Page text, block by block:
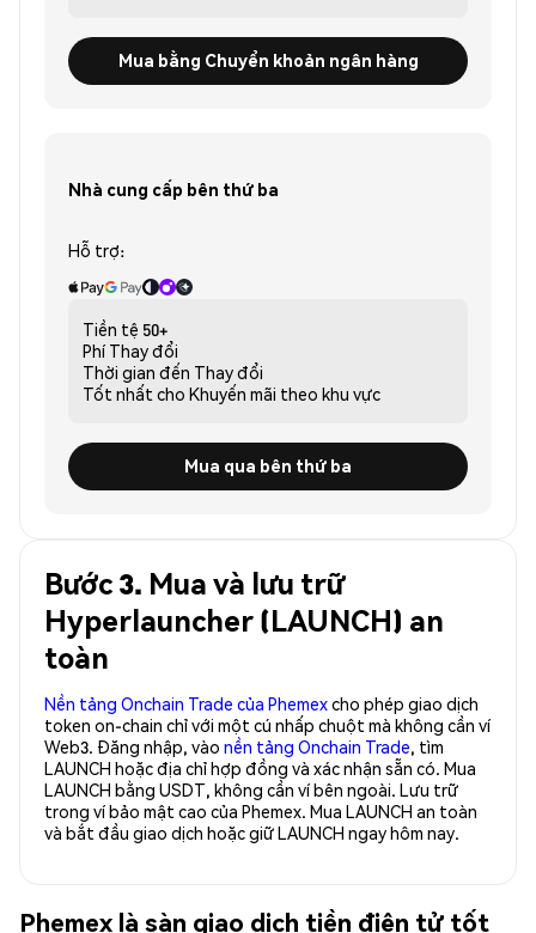
Mua bằng Chuyển khoản ngân hàng
Nhà cung cấp bên thứ ba
Hỗ trợ:
Tiền tệ 50+
Phí Thay đổi
Thời gian đến Thay đổi
Tốt nhất cho Khuyến mãi theo khu vực
Mua qua bên thứ ba
Bước 3. Mua và lưu trữ
Hyperlauncher (LAUNCH) an
toàn
Nền tảng Onchain Trade của Phemexcho phép giao dịch
token on-chain chỉ với một cú nhấp chuột mà không cần ví
Web3. Đăng nhập, vào nền tảng Onchain Trade, tìm
LAUNCH hoặc địa chỉ hợp đồng và xác nhận sẵn có. Mua
LAUNCH bằng USDT, không cần ví bên ngoài. Lưu trữ
trong ví bảo mật cao của Phemex. Mua LAUNCH an toàn
và bắt đầu giao dịch hoặc giữ LAUNCH ngay hôm nay.
Phemex là sàn giao dịch tiền điện tử tốt